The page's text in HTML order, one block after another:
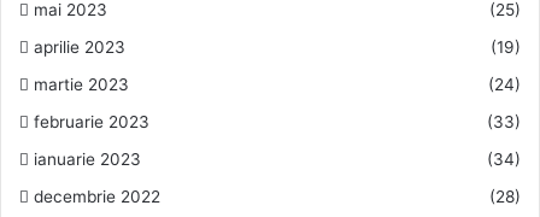
mai 2023
(25)
aprilie 2023
(19)
martie 2023
(24)
februarie 2023
(33)
ianuarie 2023
(34)
decembrie 2022
(28)